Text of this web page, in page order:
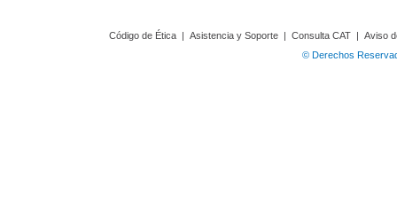
Código de Ética | Asistencia y Soporte | Consulta CAT | Aviso
© Derechos